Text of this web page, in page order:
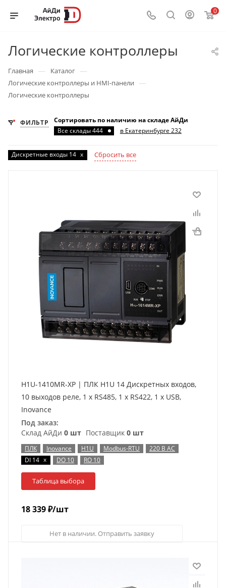
0
Логические контроллеры
Главная — Каталог —
Логические контроллеры и HMI-панели —
Логические контроллеры
ФИЛЬТР
Сортировать по наличию на складе АйДи
Все склады 444
в Екатеринбурге 232
Дискретные входы 14 x Сбросить все
H1U-1410MR-XP | ПЛК H1U 14 Дискретных входов,
10 выходов реле, 1 x RS485, 1 x RS422, 1 x USB,
Inovance
Под заказ:
Склад АйДи 0 шт Поставщик 0 шт
ПЛК Inovance H1U Modbus-RTU
220 В AC
DI 14 x DO 10 RO 10
Таблица выбора
18 339₽/шт
Нет в наличии. Отправить заявку